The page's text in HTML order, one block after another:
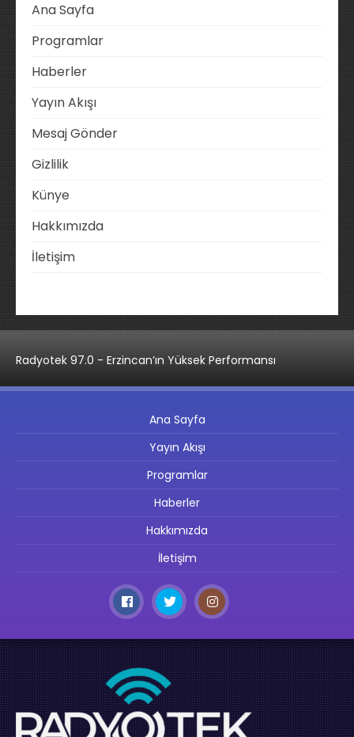
Ana Sayfa
Programlar
Haberler
Yayın Akışı
Mesaj Gönder
Gizlilik
Künye
Hakkımızda
İletişim
Radyotek 97.0 - Erzincan’ın Yüksek Performansı
Ana Sayfa
Yayın Akışı
Programlar
Haberler
Hakkımızda
İletişim